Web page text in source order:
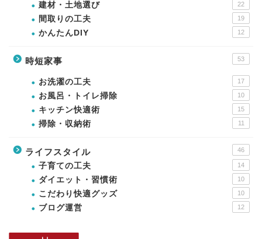
建材・土地選び 22
間取りの工夫 19
かんたんDIY 12
時短家事 53
お洗濯の工夫 17
お風呂・トイレ掃除 10
キッチン快適術 15
掃除・収納術 11
ライフスタイル 46
子育ての工夫 14
ダイエット・習慣術 10
こだわり快適グッズ 10
ブログ運営 12